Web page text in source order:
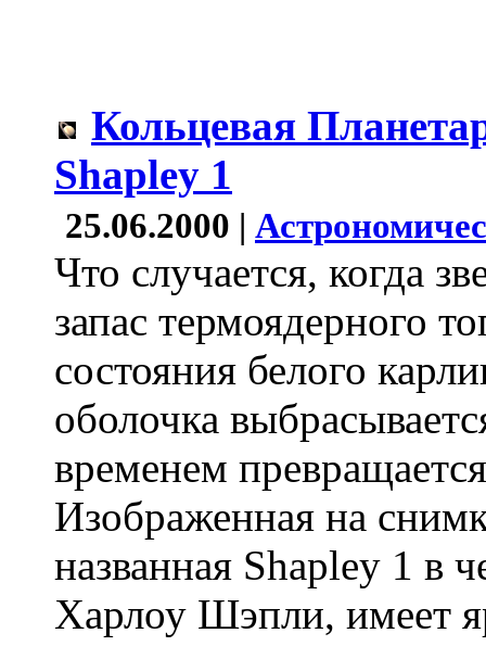
Кольцевая
Shapley 1
25.06.2000 |
Что случается, когда
запас термоядерного
состояния белого
оболочка
временем
Изображенная на
названная Shapley 1 в
Харлоу Шэпли, имеет